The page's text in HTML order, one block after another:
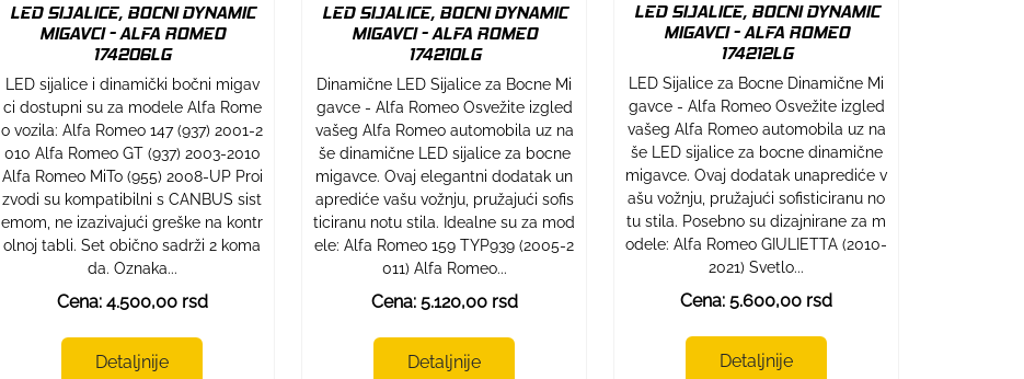
LED SIJALICE, BOCNI DYNAMIC
MIGAVCI - ALFA ROMEO
174206LG
LED sijalice i dinamički bočni migav
ci dostupni su za modele Alfa Rome
o vozila: Alfa Romeo 147 (937) 2001-2
010 Alfa Romeo GT (937) 2003-2010
Alfa Romeo MiTo (955) 2008-UP Proi
zvodi su kompatibilni s CANBUS sist
emom, ne izazivajući greške na kontr
olnoj tabli. Set obično sadrži 2 koma
da. Oznaka...
Cena: 4.500,00 rsd
Detaljnije
LED SIJALICE, BOCNI DYNAMIC
MIGAVCI - ALFA ROMEO
174210LG
Dinamične LED Sijalice za Bocne Mi
gavce - Alfa Romeo Osvežite izgled
vašeg Alfa Romeo automobila uz na
še dinamične LED sijalice za bocne
migavce. Ovaj elegantni dodatak un
aprediće vašu vožnju, pružajući sofis
ticiranu notu stila. Idealne su za mod
ele: Alfa Romeo 159 TYP939 (2005-2
011) Alfa Romeo...
Cena: 5.120,00 rsd
Detaljnije
LED SIJALICE, BOCNI DYNAMIC
MIGAVCI - ALFA ROMEO
174212LG
LED Sijalice za Bocne Dinamične Mi
gavce - Alfa Romeo Osvežite izgled
vašeg Alfa Romeo automobila uz na
še LED sijalice za bocne dinamične
migavce. Ovaj dodatak unaprediće v
ašu vožnju, pružajući sofisticiranu no
tu stila. Posebno su dizajnirane za m
odele: Alfa Romeo GIULIETTA (2010-
2021) Svetlo...
Cena: 5.600,00 rsd
Detaljnije